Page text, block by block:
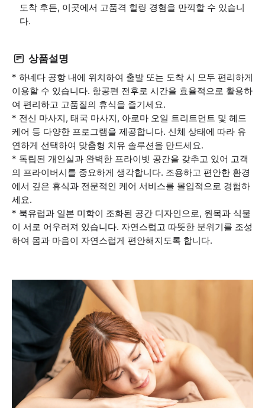
도착 후든, 이곳에서 고품격 힐링 경험을 만끽할 수 있습니
다.
상품설명
* 하네다 공항 내에 위치하여 출발 또는 도착 시 모두 편리하게
이용할 수 있습니다. 항공편 전후로 시간을 효율적으로 활용하
여 편리하고 고품질의 휴식을 즐기세요.
* 전신 마사지, 태국 마사지, 아로마 오일 트리트먼트 및 헤드
케어 등 다양한 프로그램을 제공합니다. 신체 상태에 따라 유
연하게 선택하여 맞춤형 치유 솔루션을 만드세요.
* 독립된 개인실과 완벽한 프라이빗 공간을 갖추고 있어 고객
의 프라이버시를 중요하게 생각합니다. 조용하고 편안한 환경
에서 깊은 휴식과 전문적인 케어 서비스를 몰입적으로 경험하
세요.
* 북유럽과 일본 미학이 조화된 공간 디자인으로, 원목과 식물
이 서로 어우러져 있습니다. 자연스럽고 따뜻한 분위기를 조성
하여 몸과 마음이 자연스럽게 편안해지도록 합니다.